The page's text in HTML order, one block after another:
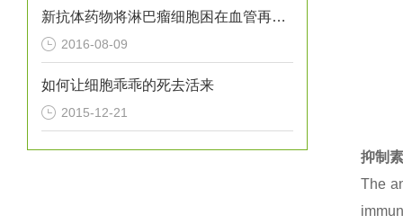
新抗体药物将淋巴瘤细胞困在血管再进行“剿灭”
2016-08-09
如何让细胞乖乖的死去活来
2015-12-21
抑制
The